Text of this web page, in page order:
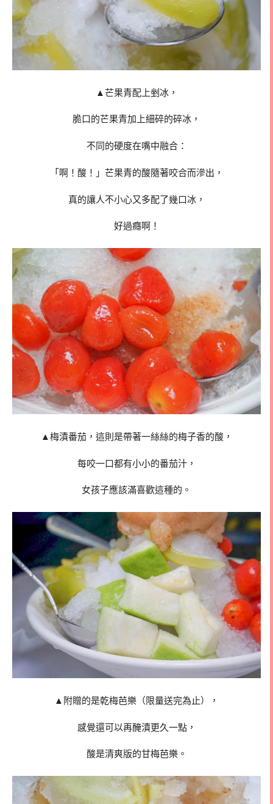
▲芒果青配上剉冰，
脆口的芒果青加上細碎的碎冰，
不同的硬度在嘴中融合：
「啊！酸！」芒果青的酸隨著咬合而滲出，
真的讓人不小心又多配了幾口冰，
好過癮啊！
▲梅漬番茄，這則是帶著一絲絲的梅子香的酸，
每咬一口都有小小的番茄汁，
女孩子應該滿喜歡這種的。
▲附贈的是乾梅芭樂（限量送完為止），
感覺還可以再醃漬更久一點，
酸是清爽版的甘梅芭樂。